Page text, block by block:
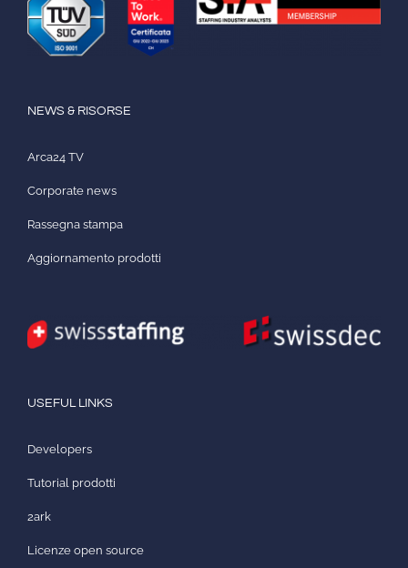
NEWS & RISORSE
Arca24 TV
Corporate news
Rassegna stampa
Aggiornamento prodotti
USEFUL LINKS
Developers
Tutorial prodotti
2ark
Licenze open source